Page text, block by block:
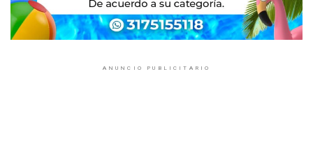
ANUNCIO PUBLICITARIO